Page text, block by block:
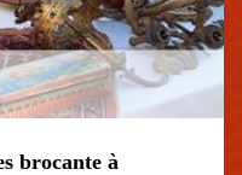
brocante à